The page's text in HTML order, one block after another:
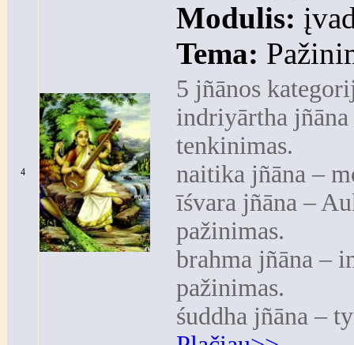
4
Modulis:
Tema:
5 jñānos
indriyārtha
tenkinimas.
naitika jñāna –
īśvara jñāna –
pažinimas.
brahma jñāna –
pažinimas.
śuddha jñāna –